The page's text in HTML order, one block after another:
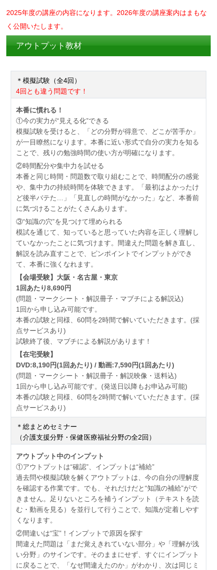
2025年度の講座の内容になります。2026年度の講座案内はまもな
く公開いたします。
アウトプット教材
＊模擬試験（全4回）
4回とも違う問題です！
本番に慣れる！
①今の実力が“見える化”できる
模擬試験を受けると、「どの分野が得意で、どこが苦手か」
が一目瞭然になります。本番に近い形式で自分の実力を知る
ことで、残りの勉強時間の使い方が明確になります。
②時間配分や集中力を試せる
本番と同じ時間・問題数で取り組むことで、時間配分の感覚
や、集中力の持続時間を体験できます。「最初はよかったけ
ど後半バテた…」「見直しの時間がなかった」など、本番前
に気づけることがたくさんあります。
③“知識の穴”を見つけて埋められる
模試を通じて、知っていると思っていた内容を正しく理解し
ていなかったことに気づけます。間違えた問題を解き直し、
解説を読み直すことで、ピンポイントでインプットができ
て、本番に強くなれます。
【会場受験】大阪・名古屋・東京
1回あたり8,690円
(問題・マークシート・解説冊子・マブチによる解説込)
1回から申し込み可能です。
本番の試験と同様、60問を2時間で解いていただきます。(採
点サービスあり)
試験終了後、マブチによる解説があります！
【在宅受験】
DVD:8,190円(1回あたり) / 動画:7,590円(1回あたり)
(問題・マークシート・解説冊子・解説映像・送料込)
1回から申し込み可能です。(発送日以降もお申込み可能)
本番の試験と同様、60問を2時間で解いていただきます。(採
点サービスあり)
＊総まとめセミナー
（介護支援分野・保健医療福祉分野の全2回）
アウトプット中のインプット
①アウトプットは“確認”、インプットは“補給”
過去問や模擬試験を解くアウトプットは、今の自分の理解度
を確認する作業です。でも、それだけだと“知識の補給”がで
きません。足りないところを補うインプット（テキストを読
む・動画を見る）を並行して行うことで、知識が定着しやす
くなります。
②間違いは“宝”！インプットで原因を探す
間違えた問題は「まだ覚えきれていない部分」や「理解が浅
い分野」のサインです。そのままにせず、すぐにインプット
に戻ることで、「なぜ間違えたのか」がわかり、次は同じミ